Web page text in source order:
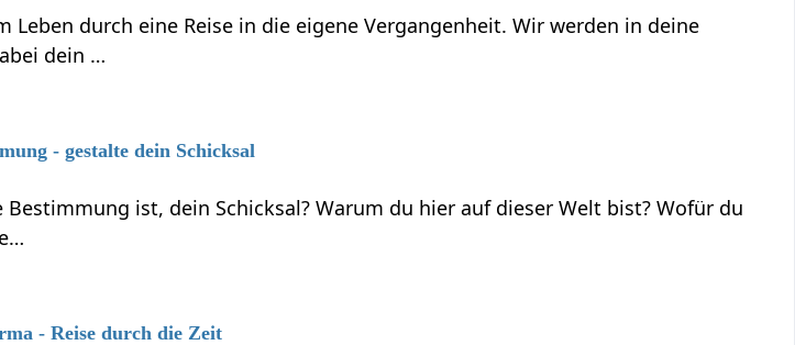
Leben durch eine Reise in die eigene Vergangenheit. Wir werden in deine
dein …
- gestalte dein Schicksal
ist, dein Schicksal? Warum du hier auf dieser Welt bist? Wofür du
- Reise durch die Zeit